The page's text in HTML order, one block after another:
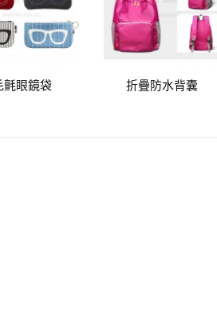
氈眼鏡袋 折疊防水背囊